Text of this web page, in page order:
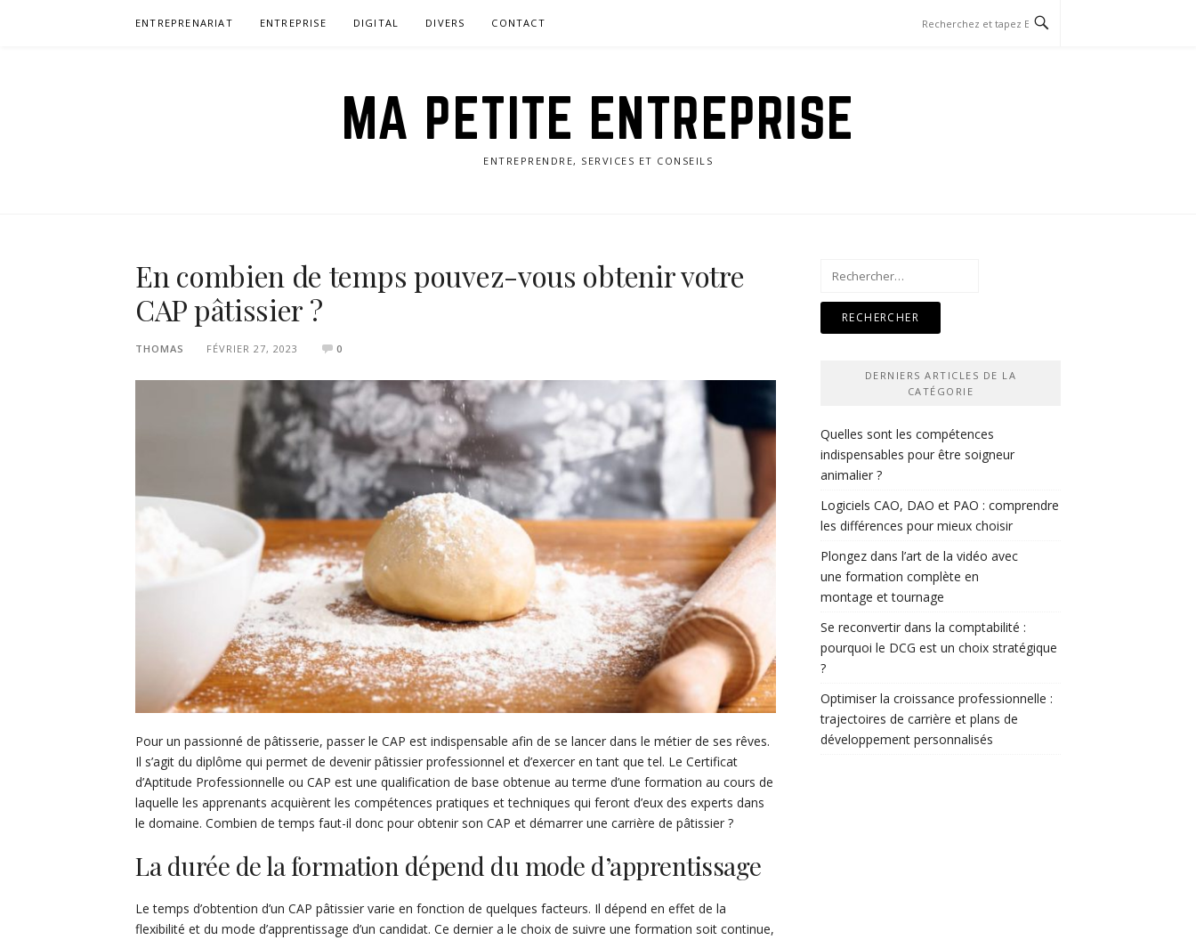
ENTREPRENARIAT ENTREPRISE DIGITAL DIVERS CONTACT
MA PETITE ENTREPRISE
ENTREPRENDRE, SERVICES ET CONSEILS
En combien de temps pouvez-vous obtenir votre
CAP pâtissier ?
THOMAS FÉVRIER 27, 2023 0
Pour un passionné de pâtisserie, passer le CAP est indispensable afin de se lancer dans le métier de ses rêves.
Il s’agit du diplôme qui permet de devenir pâtissier professionnel et d’exercer en tant que tel. Le Certificat
d’Aptitude Professionnelle ou CAP est une qualification de base obtenue au terme d’une formation au cours de
laquelle les apprenants acquièrent les compétences pratiques et techniques qui feront d’eux des experts dans
le domaine. Combien de temps faut-il donc pour obtenir son CAP et démarrer une carrière de pâtissier ?
La durée de la formation dépend du mode d’apprentissage
Le temps d’obtention d’un CAP pâtissier varie en fonction de quelques facteurs. Il dépend en effet de la
flexibilité et du mode d’apprentissage d’un candidat. Ce dernier a le choix de suivre une formation soit continue,
Rechercher :
DERNIERS ARTICLES DE LA
CATÉGORIE
Quelles sont les compétences
indispensables pour être soigneur
animalier ?
Logiciels CAO, DAO et PAO : comprendre
les différences pour mieux choisir
Plongez dans l’art de la vidéo avec
une formation complète en
montage et tournage
Se reconvertir dans la comptabilité :
pourquoi le DCG est un choix stratégique
?
Optimiser la croissance professionnelle :
trajectoires de carrière et plans de
développement personnalisés